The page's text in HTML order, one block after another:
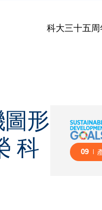
科大三十五
形
科
09